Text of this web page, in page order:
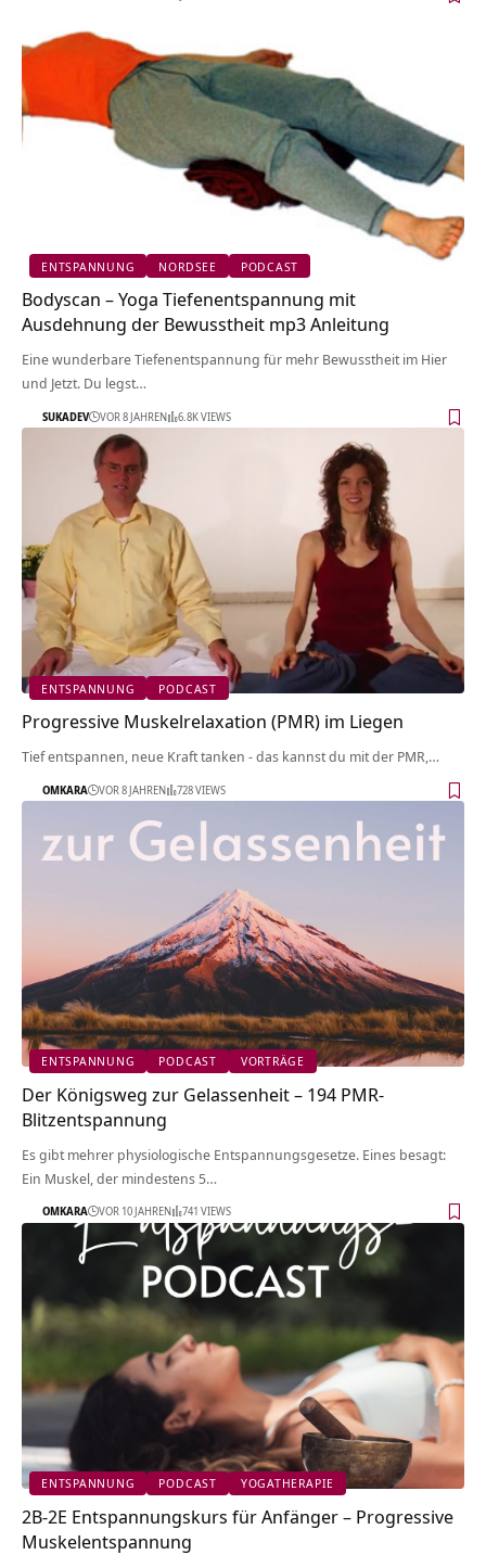
ENTSPANNUNG NORDSEE PODCAST
Bodyscan – Yoga Tiefenentspannung mit
Ausdehnung der Bewusstheit mp3 Anleitung
Eine wunderbare Tiefenentspannung für mehr Bewusstheit im Hier
und Jetzt. Du legst…
SUKADEV VOR 8 JAHREN 6.8K VIEWS
ENTSPANNUNG PODCAST
Progressive Muskelrelaxation (PMR) im Liegen
Tief entspannen, neue Kraft tanken - das kannst du mit der PMR,…
OMKARA VOR 8 JAHREN 728 VIEWS
ENTSPANNUNG PODCAST VORTRÄGE
Der Königsweg zur Gelassenheit – 194 PMR-
Blitzentspannung
Es gibt mehrer physiologische Entspannungsgesetze. Eines besagt:
Ein Muskel, der mindestens 5…
OMKARA VOR 10 JAHREN 741 VIEWS
ENTSPANNUNG PODCAST YOGATHERAPIE
2B-2E Entspannungskurs für Anfänger – Progressive
Muskelentspannung